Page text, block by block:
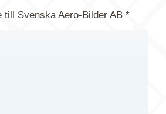
till Svenska Aero-Bilder AB *